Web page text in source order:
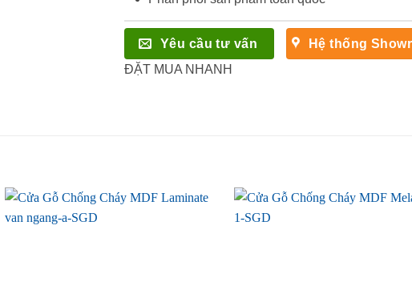
Yêu cầu tư vấn
Hệ thống
ĐẶT MUA NHANH